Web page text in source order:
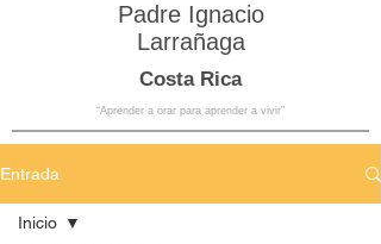
Padre Ignacio
Larrañaga
Costa Rica
“Aprender a orar para aprender a vivir”
Entrada
Inicio